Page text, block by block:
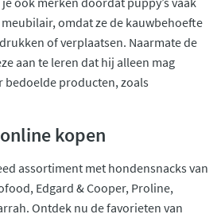
omdat ze de kauwbehoefte
of verplaatsen. Naarmate de
aan te leren dat hij alleen mag
bedoelde producten, zoals
kopen
assortiment met hondensnacks van
Edgard & Cooper, Proline,
Ontdek nu de favorieten van